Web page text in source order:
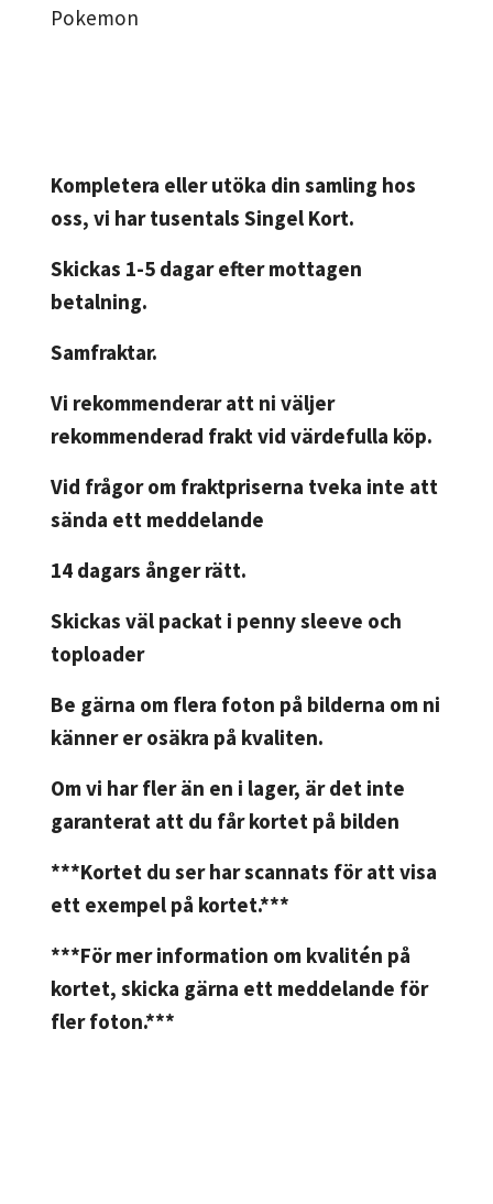
Pokemon
Kompletera eller utöka din samling hos
oss, vi har tusentals Singel Kort.
Skickas 1-5 dagar efter mottagen
betalning.
Samfraktar.
Vi rekommenderar att ni väljer
rekommenderad frakt vid värdefulla köp.
Vid frågor om fraktpriserna tveka inte att
sända ett meddelande
14 dagars ånger rätt.
Skickas väl packat i penny sleeve och
toploader
Be gärna om flera foton på bilderna om ni
känner er osäkra på kvaliten.
Om vi har fler än en i lager, är det inte
garanterat att du får kortet på bilden
***Kortet du ser har scannats för att visa
ett exempel på kortet.***
***För mer information om kvalitén på
kortet, skicka gärna ett meddelande för
fler foton.***